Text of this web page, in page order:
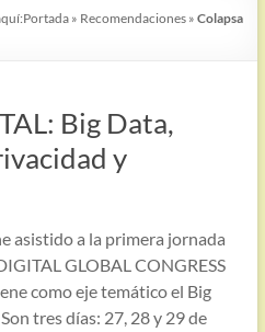
Portada » Recomendaciones »Colapsa
Big Data,
y
asistido a la primera jornada
GLOBAL CONGRESS
como eje temático el Big
tres días: 27, 28 y 29 de